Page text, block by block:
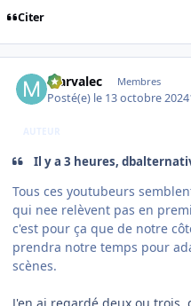
Citer
Marvalec Membres
Posté(e) le 13 octobre 2024
AUTEUR
Il y a 3 heures,
Tous ces youtubeurs
qui nee relèvent pas en
c'est pour ça que de notre
prendra notre temps pour
scènes.